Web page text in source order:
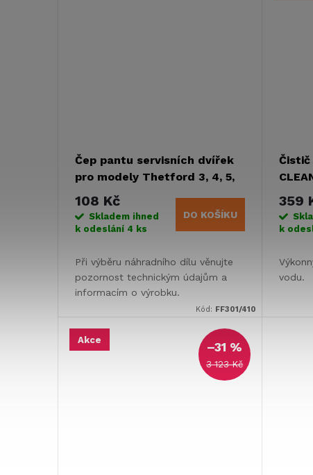
Čep pantu servisních dvířek
pro modely Thetford 3, 4, 5,
108 Kč
Skladem ihned
k odeslání 4 ks
DO KOŠÍKU
Při výběru náhradního dílu věnujte
pozornost technickým údajům a
informacím o výrobku.
Kód: FF301/410
Čistič
359
k
vodu.
Akce
3 123 Kč
–31 %